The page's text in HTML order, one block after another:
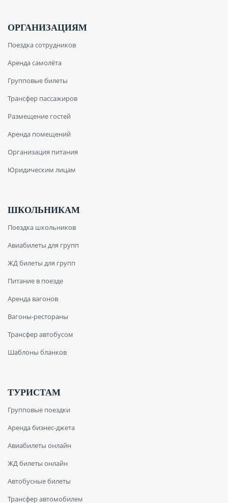
ОРГАНИЗАЦИЯМ
Поездка сотрудников
Аренда самолёта
Групповые билеты
Трансфер пассажиров
Размещение гостей
Аренда помещений
Организация питания
Юридическим лицам
ШКОЛЬНИКАМ
Поездка школьников
Авиабилеты для групп
ЖД билеты для групп
Питание в поезде
Аренда вагонов
Вагоны-рестораны
Трансфер автобусом
Шаблоны бланков
ТУРИСТАМ
Групповые поездки
Аренда бизнес-джета
Авиабилеты онлайн
ЖД билеты онлайн
Автобусные билеты
Трансфер автомобилем